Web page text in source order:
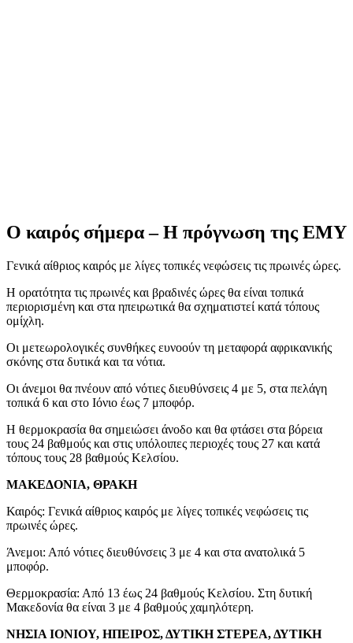
Ο καιρός σήμερα – Η πρόγνωση της ΕΜΥ
Γενικά αίθριος καιρός με λίγες τοπικές νεφώσεις τις πρωινές ώρες.
Η ορατότητα τις πρωινές και βραδινές ώρες θα είναι τοπικά
περιορισμένη και στα ηπειρωτικά θα σχηματιστεί κατά τόπους
ομίχλη.
Οι μετεωρολογικές συνθήκες ευνοούν τη μεταφορά αφρικανικής
σκόνης στα δυτικά και τα νότια.
Οι άνεμοι θα πνέουν από νότιες διευθύνσεις 4 με 5, στα πελάγη
τοπικά 6 και στο Ιόνιο έως 7 μποφόρ.
Η θερμοκρασία θα σημειώσει άνοδο και θα φτάσει στα βόρεια
τους 24 βαθμούς και στις υπόλοιπες περιοχές τους 27 και κατά
τόπους τους 28 βαθμούς Κελσίου.
ΜΑΚΕΔΟΝΙΑ, ΘΡΑΚΗ
Καιρός: Γενικά αίθριος καιρός με λίγες τοπικές νεφώσεις τις
πρωινές ώρες.
Άνεμοι: Από νότιες διευθύνσεις 3 με 4 και στα ανατολικά 5
μποφόρ.
Θερμοκρασία: Από 13 έως 24 βαθμούς Κελσίου. Στη δυτική
Μακεδονία θα είναι 3 με 4 βαθμούς χαμηλότερη.
ΝΗΣΙΑ ΙΟΝΙΟΥ, ΗΠΕΙΡΟΣ, ΔΥΤΙΚΗ ΣΤΕΡΕΑ, ΔΥΤΙΚΗ